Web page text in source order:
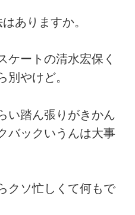
ありますか。
ートの清水宏保く
別やけど。
い踏ん張りがきかん
バックいうんは大事
ソ忙しくて何もで